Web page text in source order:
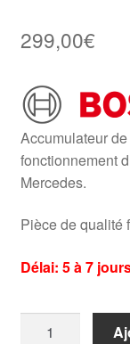
299,00€
Accumulateur
fonctionnement
Mercedes.
Pièce de qualité
Délai: 5 à 7